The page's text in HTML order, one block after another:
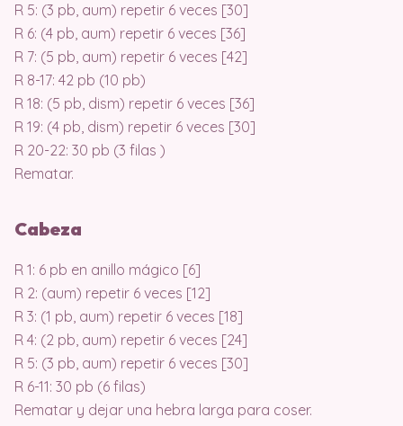
R 5: (3 pb, aum) repetir 6 veces [30]
R 6: (4 pb, aum) repetir 6 veces [36]
R 7: (5 pb, aum) repetir 6 veces [42]
R 8-17: 42 pb (10 pb)
R 18: (5 pb, dism) repetir 6 veces [36]
R 19: (4 pb, dism) repetir 6 veces [30]
R 20-22: 30 pb (3 filas )
Rematar.
Cabeza
R 1: 6 pb en anillo mágico [6]
R 2: (aum) repetir 6 veces [12]
R 3: (1 pb, aum) repetir 6 veces [18]
R 4: (2 pb, aum) repetir 6 veces [24]
R 5: (3 pb, aum) repetir 6 veces [30]
R 6-11: 30 pb (6 filas)
Rematar y dejar una hebra larga para coser.